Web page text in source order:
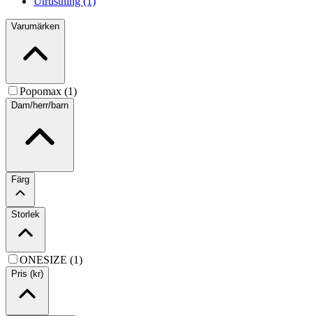
Varumärken
Popomax (1)
Dam/herr/barn
Färg
Storlek
ONESIZE (1)
Pris (kr)